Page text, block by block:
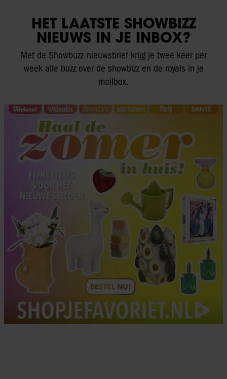
HET LAATSTE SHOWBIZZ
NIEUWS IN JE INBOX?
Met de Showbuzz-nieuwsbrief krijg je twee keer per
week alle buzz over de showbizz en de royals in je
mailbox.